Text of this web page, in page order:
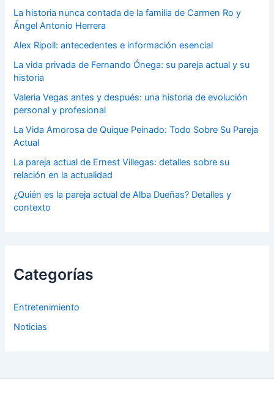
La historia nunca contada de la familia de Carmen Ro y
Ángel Antonio Herrera
Alex Ripoll: antecedentes e información esencial
La vida privada de Fernando Ónega: su pareja actual y su
historia
Valeria Vegas antes y después: una historia de evolución
personal y profesional
La Vida Amorosa de Quique Peinado: Todo Sobre Su Pareja
Actual
La pareja actual de Ernest Villegas: detalles sobre su
relación en la actualidad
¿Quién es la pareja actual de Alba Dueñas? Detalles y
contexto
Categorías
Entretenimiento
Noticias